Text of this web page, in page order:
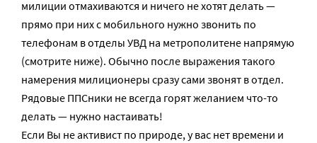
милиции отмахиваются и ничего не хотят делать —
прямо при них с мобильного нужно звонить по
телефонам в отделы УВД на метрополитене напрямую
(смотрите ниже). Обычно после выражения такого
намерения милиционеры сразу сами звонят в отдел.
Рядовые ППСники не всегда горят желанием что-то
делать — нужно настаивать!
Если Вы не активист по природе, у вас нет времени и